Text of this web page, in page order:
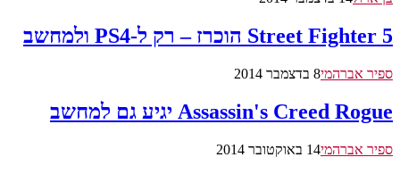
Street Fighter 5 הוכרז – רק ל-PS4 ולמחשב
ספיר אברהמי8 בדצמבר 2014
Assassin's Creed Rogue יגיע גם למחשב
ספיר אברהמי14 באוקטובר 2014